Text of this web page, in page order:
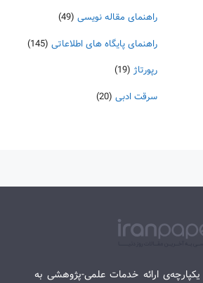
راهنمای مقاله نویسی (49)
راهنمای پایگاه های اطلاعاتی (145)
رپورتاژ (19)
سرقت ادبی (20)
یکپارچه‌ی ارائه خدمات علمی-پژوهشی به